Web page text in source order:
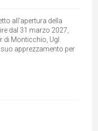
all'apertura della
dal 31 marzo 2027,
di Monticchio, Ugl
apprezzamento per